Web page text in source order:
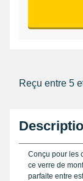
Reçu entre 5
Conçu pour les
ce verre de
parfaite entre